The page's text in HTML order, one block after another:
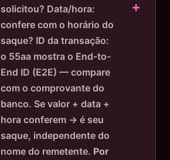
solicitou? Data/hora:
confere com o horário do
saque? ID da transação:
o 55aa mostra o End-to-
End ID (E2E) — compare
com o comprovante do
banco. Se valor + data +
hora conferem → é seu
saque, independente do
nome do remetente. Por